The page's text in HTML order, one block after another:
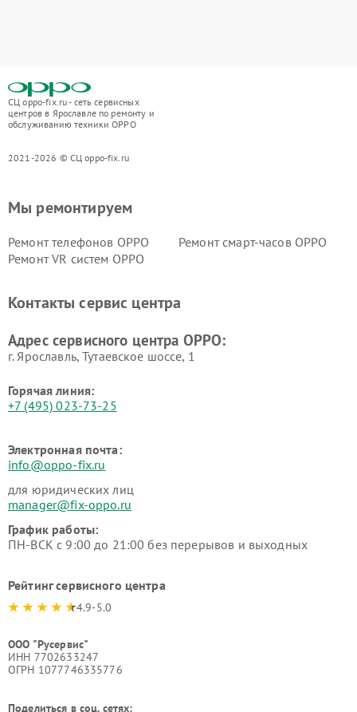
СЦ oppo-fix.ru - сеть сервисных
центров в Ярославле по ремонту и
обслуживанию техники OPPO
2021-2026 © СЦ oppo-fix.ru
Мы ремонтируем
Ремонт телефонов OPPO
Ремонт смарт-часов OPPO
Ремонт VR систем OPPO
Контакты сервис центра
Адрес сервисного центра OPPO:
г. Ярославль, Тутаевское шоссе, 1
Горячая линия:
+7 (495) 023-73-25
Электронная почта:
info@oppo-fix.ru
для юридических лиц
manager@fix-oppo.ru
График работы:
ПН-ВСК с 9:00 до 21:00 без перерывов и выходных
Рейтинг сервисного центра
4.9-5.0
ООО "Русервис"
ИНН 7702633247
ОГРН 1077746335776
Поделиться в соц. сетях: